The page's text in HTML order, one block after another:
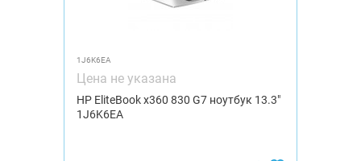
1J6K6EA
Цена не указана
HP EliteBook x360 830 G7 ноутбук 13.3"
1J6K6EA